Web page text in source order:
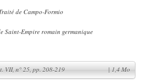
de Campo-Formio
Saint-Empire romain germanique